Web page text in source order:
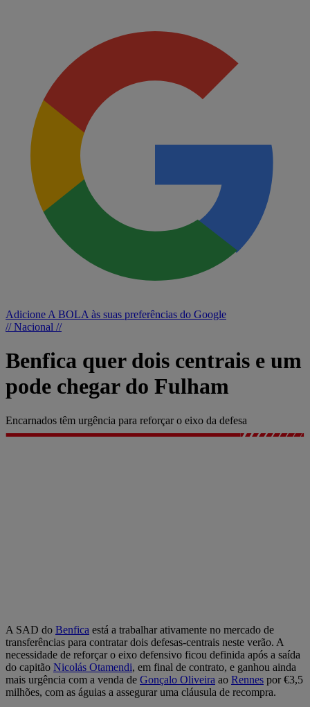
Adicione A BOLA às suas preferências do Google
// Nacional //
Benfica quer dois centrais e um
pode chegar do Fulham
Encarnados têm urgência para reforçar o eixo da defesa
A SAD do Benfica está a trabalhar ativamente no mercado de
transferências para contratar dois defesas-centrais neste verão. A
necessidade de reforçar o eixo defensivo ficou definida após a saída
do capitão Nicolás Otamendi, em final de contrato, e ganhou ainda
mais urgência com a venda de Gonçalo Oliveira ao Rennes por €3,5
milhões, com as águias a assegurar uma cláusula de recompra.